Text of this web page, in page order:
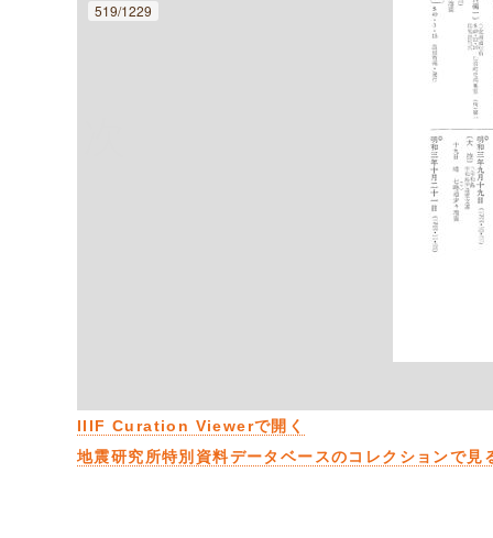
519/1229
IIIF Curation Viewerで開く
地震研究所特別資料データベースのコレクションで見